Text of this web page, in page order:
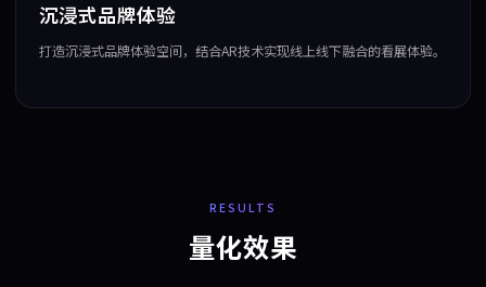
沉浸式品牌体验
打造沉浸式品牌体验空间，结合AR技术实现线上线下融合的看展体验。
RESULTS
量化效果